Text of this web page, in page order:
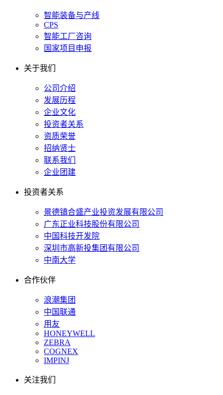
智能装备与产线
CPS
智能工厂咨询
国家项目申报
关于我们
公司介绍
发展历程
企业文化
投资者关系
资质荣誉
招纳贤士
联系我们
企业团建
投资者关系
景德镇合盛产业投资发展有限公司
广东正业科技股份有限公司
中国科技开发院
深圳市高新投集团有限公司
中南大学
合作伙伴
浪潮集团
中国联通
用友
HONEYWELL
ZEBRA
COGNEX
IMPINJ
关注我们